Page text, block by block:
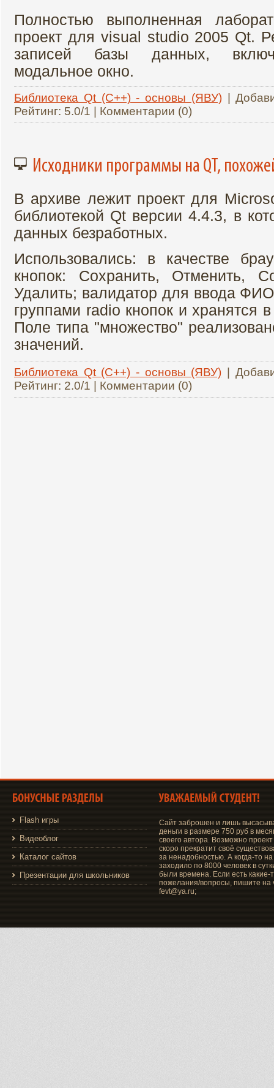
Полностью выполненная
проект для visual studio 2005 Qt.
записей базы данных,
модальное окно.
Библиотека Qt (C++) - основы (ЯВУ)|
Рейтинг: 5.0/1 | Комментарии (0)
Исходники программы на QT,
В архиве лежит проект для
библиотекой Qt версии 4.4.3, в
данных безработных.
Использовались: в качестве
кнопок: Сохранить, Отменить,
Удалить; валидатор для ввода
группами radio кнопок и хранятся
Поле типа "множество"
значений.
Библиотека Qt (C++) - основы (ЯВУ) |
Рейтинг: 2.0/1 | Комментарии (0)
Flash игры
Видеоблог
Каталог сайтов
Презентации для школьников
Сайт заброшен и лишь
деньги в размере 750 руб в
своего автора. Возможно проект
скоро прекратит своё
за ненадобностью. А когда-то на
заходило по 8000 человек в
были времена. Если есть какие-
пожелания/вопросы, пишите на
fevt@ya.ru;